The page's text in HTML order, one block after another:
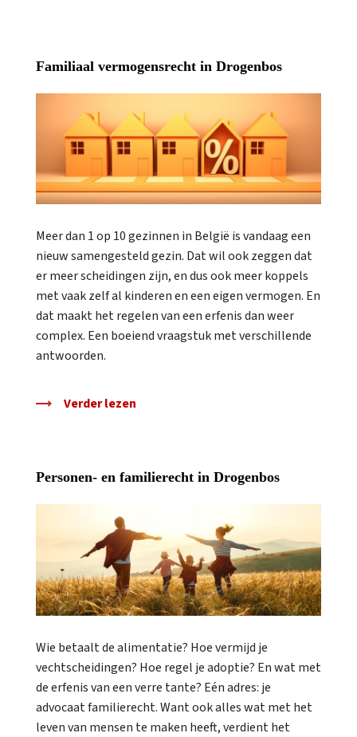
Familiaal vermogensrecht in Drogenbos
Meer dan 1 op 10 gezinnen in België is vandaag een
nieuw samengesteld gezin. Dat wil ook zeggen dat
er meer scheidingen zijn, en dus ook meer koppels
met vaak zelf al kinderen en een eigen vermogen. En
dat maakt het regelen van een erfenis dan weer
complex. Een boeiend vraagstuk met verschillende
antwoorden.
Verder lezen
Personen- en familierecht in Drogenbos
Wie betaalt de alimentatie? Hoe vermijd je
vechtscheidingen? Hoe regel je adoptie? En wat met
de erfenis van een verre tante? Eén adres: je
advocaat familierecht. Want ook alles wat met het
leven van mensen te maken heeft, verdient het